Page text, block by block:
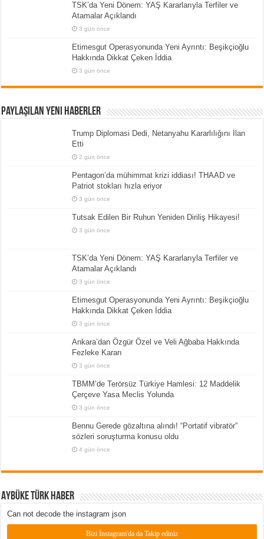
TSK’da Yeni Dönem: YAŞ Kararlarıyla Terfiler ve
Atamalar Açıklandı
3 gün önce
Etimesgut Operasyonunda Yeni Ayrıntı: Beşikçioğlu
Hakkında Dikkat Çeken İddia
3 gün önce
Paylaşılan Yeni Haberler
Trump Diplomasi Dedi, Netanyahu Kararlılığını İlan
Etti
2 gün önce
Pentagon’da mühimmat krizi iddiası! THAAD ve
Patriot stokları hızla eriyor
3 gün önce
Tutsak Edilen Bir Ruhun Yeniden Diriliş Hikayesi!
3 gün önce
TSK’da Yeni Dönem: YAŞ Kararlarıyla Terfiler ve
Atamalar Açıklandı
3 gün önce
Etimesgut Operasyonunda Yeni Ayrıntı: Beşikçioğlu
Hakkında Dikkat Çeken İddia
3 gün önce
Ankara’dan Özgür Özel ve Veli Ağbaba Hakkında
Fezleke Kararı
3 gün önce
TBMM’de Terörsüz Türkiye Hamlesi: 12 Maddelik
Çerçeve Yasa Meclis Yolunda
3 gün önce
Bennu Gerede gözaltına alındı! “Portatif vibratör”
sözleri soruşturma konusu oldu
4 gün önce
Aybüke Türk Haber
Can not decode the instagram json
Bizi İnstagram'da da Takip ediniz